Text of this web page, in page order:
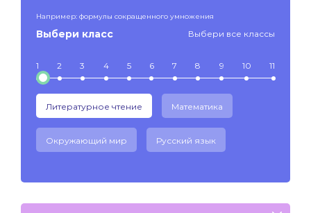
Например: формулы сокращенного умножения
Выбери класс Выбери все классы
1 2 3 4 5 6 7 8 9 10 11
Литературное чтение Математика
Окружающий мир Русский язык